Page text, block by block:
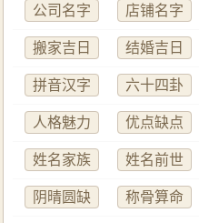
公司名字 店铺名字
搬家吉日 结婚吉日
拼音汉字 六十四卦
人格魅力 优点缺点
姓名家族 姓名前世
阴晴圆缺 称骨算命